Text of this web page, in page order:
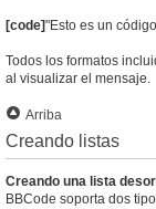
[code]"Esto es un
Todos los formatos
al visualizar el mensaje.
Arriba
Creando listas
Creando una lista
BBCode soporta dos